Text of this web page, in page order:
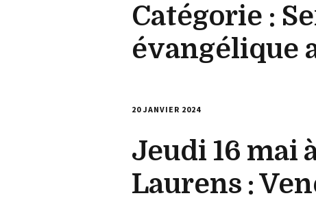
Catégorie :
évangélique
20 JANVIER 2024
Jeudi 16 mai
Laurens :